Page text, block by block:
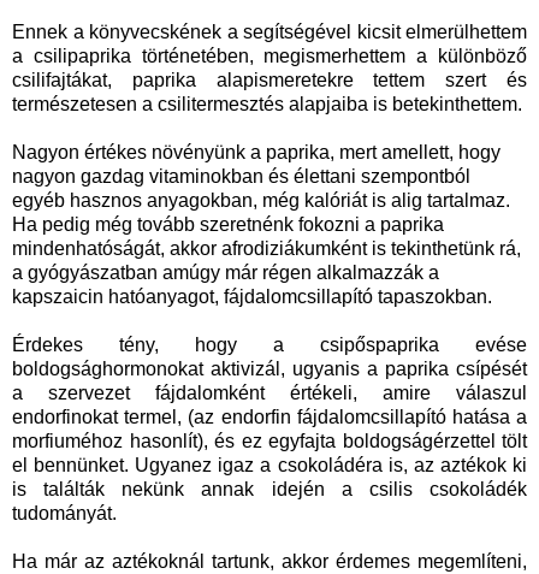
Ennek a könyvecskének a segítségével kicsit elmerülhettem
a csilipaprika történetében, megismerhettem a különböző
csilifajtákat, paprika alapismeretekre tettem szert és
természetesen a csilitermesztés alapjaiba is betekinthettem.
Nagyon értékes növényünk a paprika, mert amellett, hogy
nagyon gazdag vitaminokban és élettani szempontból
egyéb hasznos anyagokban, még kalóriát is alig tartalmaz.
Ha pedig még tovább szeretnénk fokozni a paprika
mindenhatóságát, akkor afrodiziákumként is tekinthetünk rá,
a gyógyászatban amúgy már régen alkalmazzák a
kapszaicin hatóanyagot, fájdalomcsillapító tapaszokban.
Érdekes tény, hogy a csipőspaprika evése
boldogsághormonokat aktivizál, ugyanis a paprika csípését
a szervezet fájdalomként értékeli, amire válaszul
endorfinokat termel, (az endorfin fájdalomcsillapító hatása a
morfiuméhoz hasonlít), és ez egyfajta boldogságérzettel tölt
el bennünket. Ugyanez igaz a csokoládéra is, az aztékok ki
is találták nekünk annak idején a csilis csokoládék
tudományát.
Ha már az aztékoknál tartunk, akkor érdemes megemlíteni,